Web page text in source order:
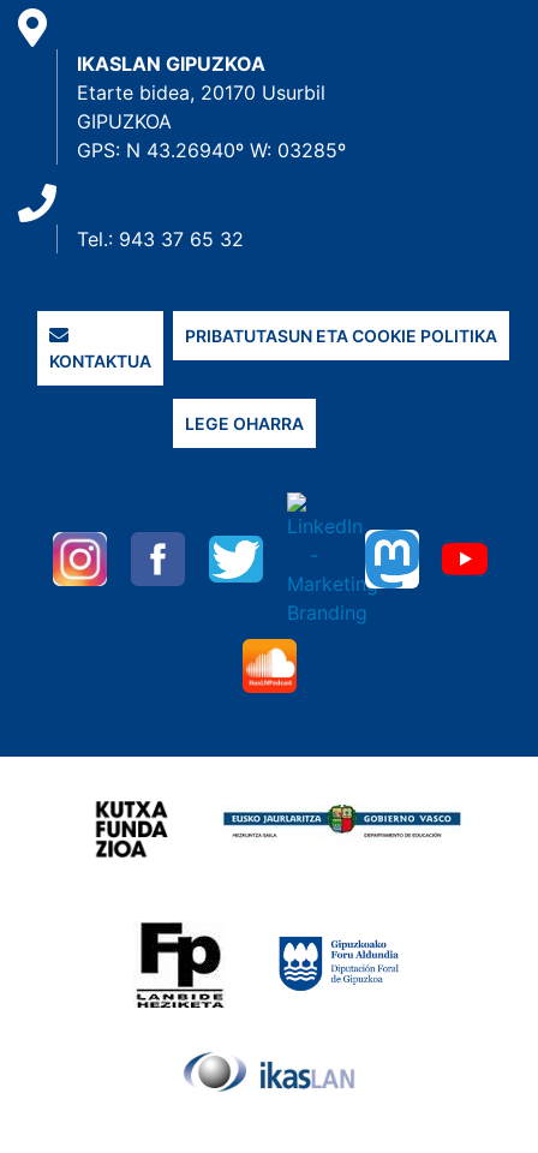
IKASLAN GIPUZKOA
Etarte bidea, 20170 Usurbil
GIPUZKOA
GPS: N 43.26940º W: 03285º
Tel.: 943 37 65 32
KONTAKTUA
PRIBATUTASUN ETA COOKIE POLITIKA
LEGE OHARRA